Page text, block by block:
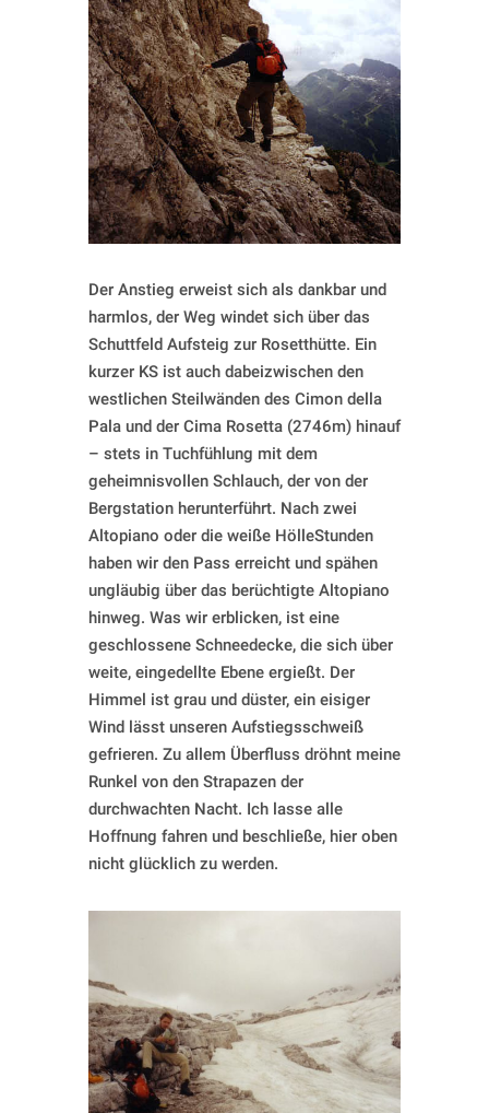
Der Anstieg erweist sich als dankbar und
harmlos, der Weg windet sich über das
Schuttfeld Aufsteig zur Rosetthütte. Ein
kurzer KS ist auch dabeizwischen den
westlichen Steilwänden des Cimon della
Pala und der Cima Rosetta (2746m) hinauf
– stets in Tuchfühlung mit dem
geheimnisvollen Schlauch, der von der
Bergstation herunterführt. Nach zwei
Altopiano oder die weiße HölleStunden
haben wir den Pass erreicht und spähen
ungläubig über das berüchtigte Altopiano
hinweg. Was wir erblicken, ist eine
geschlossene Schneedecke, die sich über
weite, eingedellte Ebene ergießt. Der
Himmel ist grau und düster, ein eisiger
Wind lässt unseren Aufstiegsschweiß
gefrieren. Zu allem Überfluss dröhnt meine
Runkel von den Strapazen der
durchwachten Nacht. Ich lasse alle
Hoffnung fahren und beschließe, hier oben
nicht glücklich zu werden.